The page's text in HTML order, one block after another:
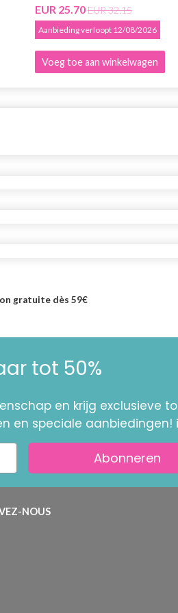
EUR 25.70EUR 32.15
Aanbieding verloopt 12/08/2026
Voeg toe aan winkelwagen
gratuite dès 59€
tot 50%
en krijg exclusieve
en speciale aanbiedingen!
Abonneren
NOUS